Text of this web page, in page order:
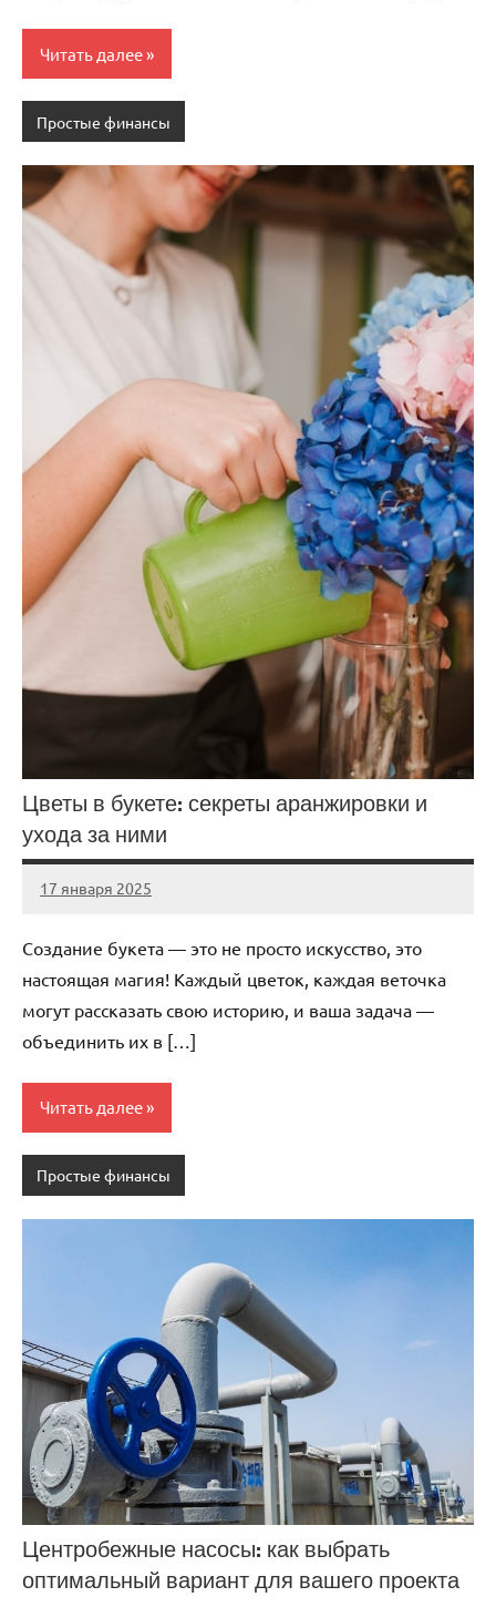
Читать далее
Простые финансы
Цветы в букете: секреты аранжировки и
ухода за ними
17 января 2025
Avtor
Нет
Создание букета — это не просто искусство, это
настоящая магия! Каждый цветок, каждая веточка
могут рассказать свою историю, и ваша задача —
объединить их в […]
Читать далее
Простые финансы
Центробежные насосы: как выбрать
оптимальный вариант для вашего проекта